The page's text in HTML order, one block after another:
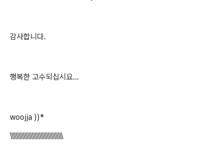
감사합니다.
행복한 고수되십시요...
woojja ))*
\\\\\\\\\\\\\\\\\\\\\\\\\\\\\\\\\\\\